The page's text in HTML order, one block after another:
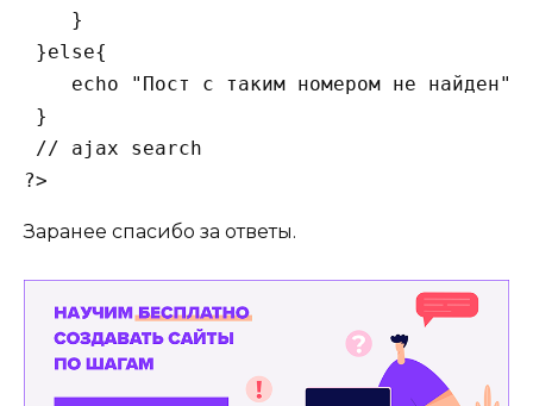
    }
}else{
    echo "Пост с таким номером не найден";
}
// ajax search
?>
Заранее спасибо за ответы.